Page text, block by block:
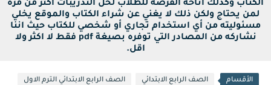
الكتاب وكذلك اتاحة الفرصة للطلاب لحل التدريبات اكتر من مرة
لمن يحتاج ولكن ذلك لا يغني عن شراء الكتاب والموقع يخلي
مسئوليته من أي استخدام تجاري أو شخصي للكتاب حيث اننا
نشاركه من المصادر التي توفره بصيغة pdf فقط لا اكثر ولا
اقل.
الأقسام الصف الرابع الابتدائي الصف الرابع الابتدائي الترم الاول